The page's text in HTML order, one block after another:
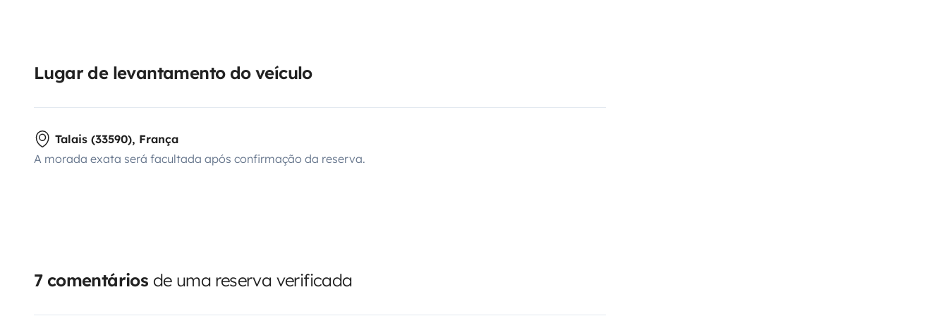
Lugar de levantamento do veículo
Talais (33590), França
A morada exata será facultada após confirmação da reserva.
7 comentários de uma reserva verificada